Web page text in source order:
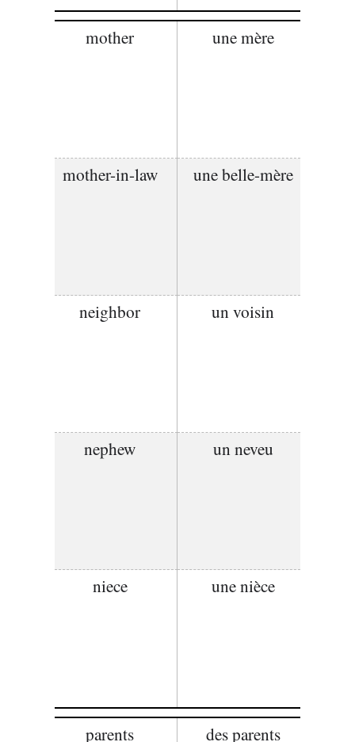
mother une mère
mother-in-law une belle-mère
neighbor un voisin
nephew un neveu
niece une nièce
parents des parents